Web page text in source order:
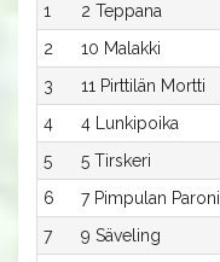
1
2 Teppana
2
10 Malakki
3
11 Pirttilän Mortti
4
4 Lunkipoika
5
5 Tirskeri
6
7 Pimpulan Paroni
7
9 Säveling